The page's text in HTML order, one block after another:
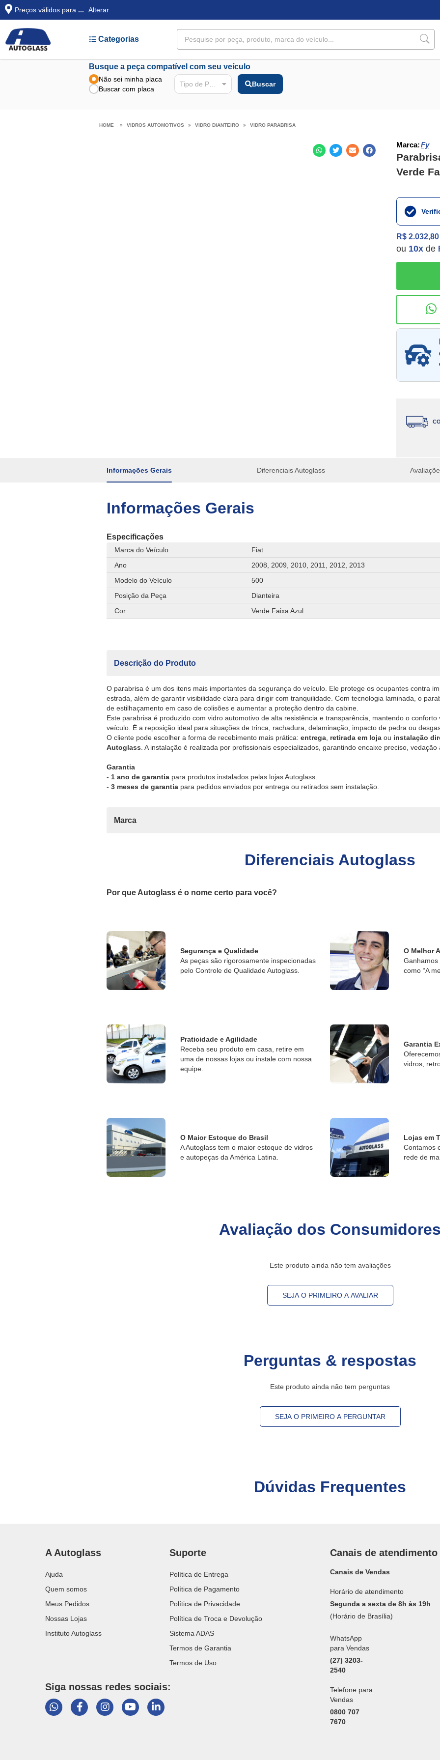
Preços válidos para ... Alterar
Categorias
Busque a peça compatível com seu veículo
Não sei minha placa
Buscar com placa
Tipo de Peça Buscar
VIDROS AUTOMOTIVOS VIDRO DIANTEIRO VIDRO PARABRISA
Marca:Fy
Verde
R$ 2.032,80
ou 10x de
Informações Gerais Diferenciais Autoglass
Informações Gerais
Especificações
Marca do Veículo
Fiat
Ano
2008, 2009, 2010, 2011, 2012, 2013
Modelo do Veículo
500
Posição da Peça
Dianteira
Cor
Verde Faixa Azul
Descrição do Produto
O parabrisa é um dos itens mais importantes da segurança do veículo. Ele protege os ocupantes contra
estrada, além de garantir visibilidade clara para dirigir com tranquilidade. Com tecnologia laminada, o
de estilhaçamento em caso de colisões e aumentar a proteção dentro da cabine.
Este parabrisa é produzido com vidro automotivo de alta resistência e transparência, mantendo o
veículo. É a reposição ideal para situações de trinca, rachadura, delaminação, impacto de pedra ou
O cliente pode escolher a forma de recebimento mais prática: entrega retirada em loja ou instalação
Autoglass . A instalação é realizada por profissionais especializados, garantindo encaixe preciso,
Garantia
- 1 ano de garantia para produtos instalados pelas lojas Autoglass.
- 3 meses de garantia para pedidos enviados por entrega ou retirados sem instalação.
Marca
Diferenciais Autoglass
Por que Autoglass é o nome certo para você?
Segurança e Qualidade
As peças são rigorosamente inspecionadas
pelo Controle de Qualidade Autoglass.
O Melhor
Ganhamos
como “A
Praticidade e Agilidade
Receba seu produto em casa, retire em
uma de nossas lojas ou instale com nossa
equipe.
Garantia
vidros,
O Maior Estoque do Brasil
A Autoglass tem o maior estoque de vidros
e autopeças da América Latina.
Lojas em
Contamos
rede de
Avaliação dos Consumidores
Este produto ainda não tem avaliações
SEJA O PRIMEIRO A AVALIAR
Perguntas & respostas
Este produto ainda não tem perguntas
SEJA O PRIMEIRO A PERGUNTAR
Dúvidas Frequentes
Canais de atendimento
WhatsApp
para Vendas
(27) 3203-
2540
Telefone para
Vendas
0800 707
7670
Canais de Vendas
Horário de atendimento
Segunda a sexta de 8h às 19h
(Horário de Brasília)
A Autoglass
Ajuda
Quem somos
Meus Pedidos
Nossas Lojas
Instituto Autoglass
Siga nossas redes sociais:
Suporte
Política de Entrega
Política de Pagamento
Política de Privacidade
Política de Troca e Devolução
Sistema ADAS
Termos de Garantia
Termos de Uso